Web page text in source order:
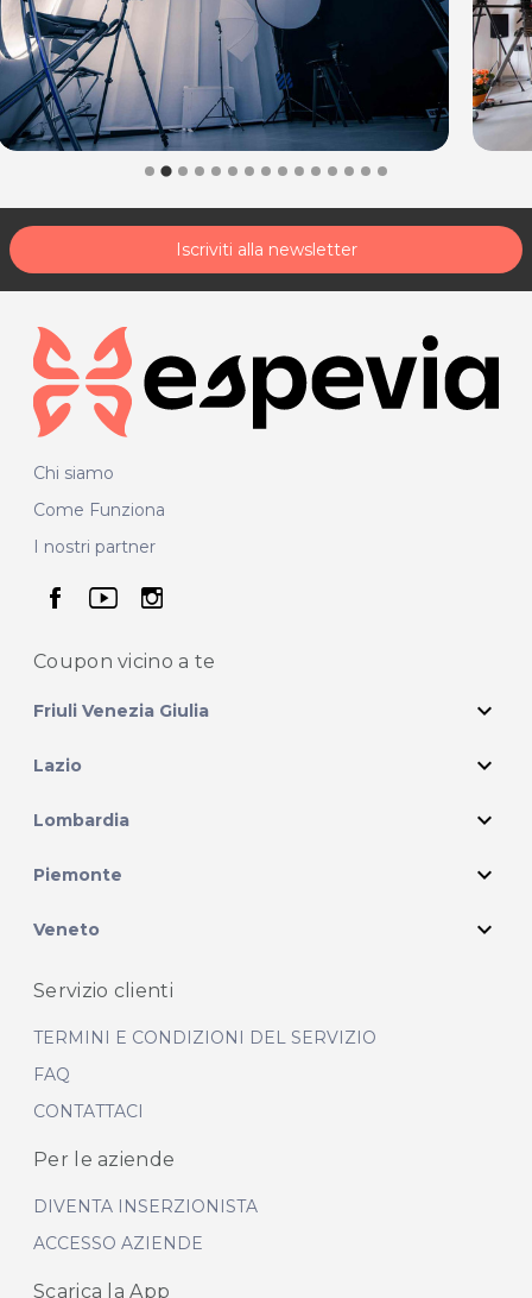
Iscriviti alla newsletter
Chi siamo
Come Funziona
I nostri partner
seguici su facebook
seguici su youtube
seguici su instagram
Coupon vicino a te
Friuli Venezia Giulia expand_more
Lazio expand_more
Lombardia expand_more
Piemonte expand_more
Veneto expand_more
Servizio clienti
TERMINI E CONDIZIONI DEL SERVIZIO
FAQ
CONTATTACI
Per le aziende
DIVENTA INSERZIONISTA
ACCESSO AZIENDE
Scarica la App